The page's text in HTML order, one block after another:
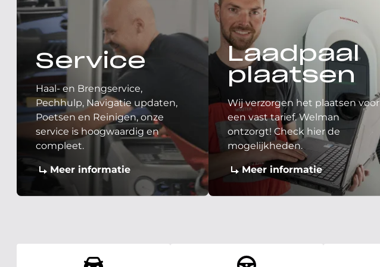
Service
Haal- en Brengservice,
Pechhulp, Navigatie updaten,
Poetsen en Reinigen, onze
service is hoogwaardig en
compleet.
Meer informatie
Laadpaal
plaatsen
Wij verzorgen het plaatsen voor
een vast tarief. Welman
ontzorgt! Check hier de
mogelijkheden.
Meer informatie